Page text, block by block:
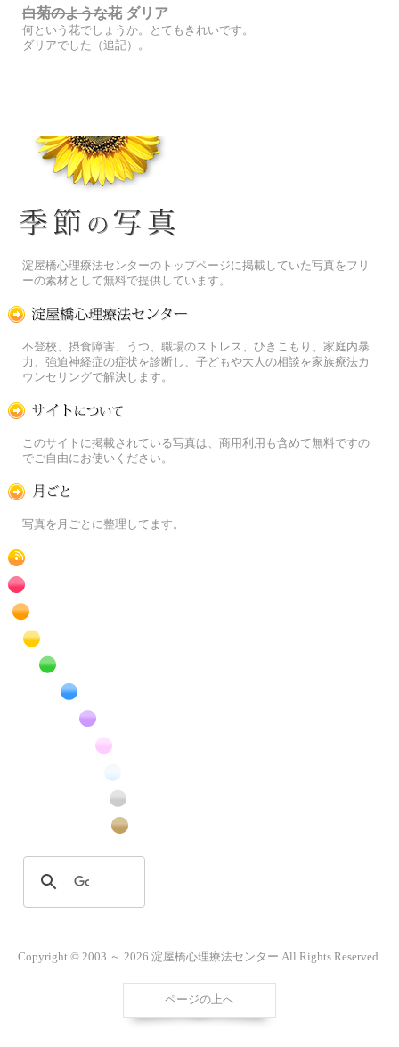
白菊のような花ダリア
何という花でしょうか。とてもきれいです。
ダリアでした（追記）。
淀屋橋心理療法センターのトップページに掲載していた写真をフリ
ーの素材として無料で提供しています。
不登校、摂食障害、うつ、職場のストレス、ひきこもり、家庭内暴
力、強迫神経症の症状を診断し、子どもや大人の相談を家族療法カ
ウンセリングで解決します。
このサイトに掲載されている写真は、商用利用も含めて無料ですの
でご自由にお使いください。
写真を月ごとに整理してます。
RSS
赤色の花のフリー写真素材
橙色の花のフリー写真素材
黄色の花のフリー写真素材
緑色の花のフリー写真素材
青色の花のフリー写真素材
紫色の花のフリー写真素材
白色の花のフリー写真素材
昆虫のフリー写真素材
Copyright © 2003 ～ 2026 淀屋橋心理療法センター All Rights Reserved.
ページの上へ